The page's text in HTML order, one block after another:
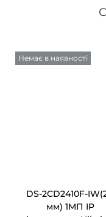
Немає в наявності
DS-2CD2410F-
мм) 1МП IP